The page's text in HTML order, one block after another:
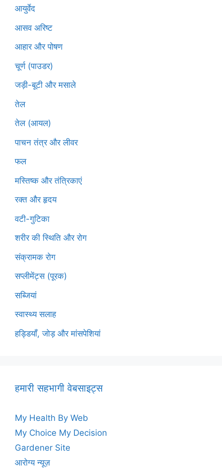
आयुर्वेद
आसव अरिष्ट
आहार और पोषण
चूर्ण (पाउडर)
जड़ी-बूटी और मसाले
तेल
तेल (आयल)
पाचन तंत्र और लीवर
फल
मस्तिष्क और तंत्रिकाएं
रक्त और हृदय
वटी-गुटिका
शरीर की स्थिति और रोग
संक्रामक रोग
सप्लीमेंट्स (पूरक)
सब्जियां
स्वास्थ्य सलाह
हड्डियाँ, जोड़ और मांसपेशियां
हमारी सहभागी वेबसाइट्स
My Health By Web
My Choice My Decision
Gardener Site
आरोग्य न्यूज़